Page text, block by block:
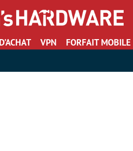
VPN FORFAIT MOBILE